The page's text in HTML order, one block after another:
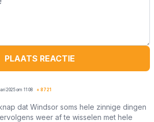
PLAATS REACTIE
2025 om 11:08 + 8721
dat Windsor soms hele zinnige dingen
weer af te wisselen met hele